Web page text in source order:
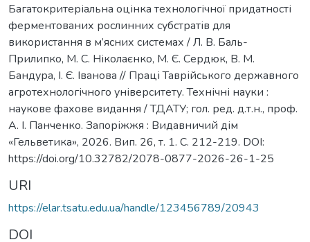
Багатокритеріальна оцінка технологічної придатності
ферментованих рослинних субстратів для
використання в м’ясних системах / Л. В. Баль-
Прилипко, М. С. Ніколаєнко, М. Є. Сердюк, В. М.
Бандура, І. Є. Іванова // Праці Таврійського державного
агротехнологічного університету. Технічні науки :
наукове фахове видання / ТДАТУ; гол. ред. д.т.н., проф.
А. І. Панченко. Запоріжжя : Видавничий дім
«Гельветика», 2026. Вип. 26, т. 1. С. 212-219. DOI:
https://doi.org/10.32782/2078-0877-2026-26-1-25
URI
https://elar.tsatu.edu.ua/handle/123456789/20943
DOI